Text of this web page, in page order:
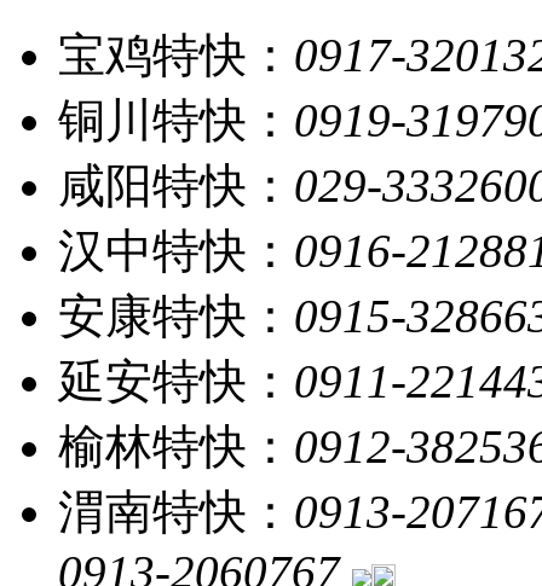
宝鸡特快： 0917-
铜川特快： 0919-
咸阳特快： 029-
汉中特快： 0916-
安康特快： 0915-
延安特快： 0911-
榆林特快： 0912-
渭南特快： 0913-
0913-2060767